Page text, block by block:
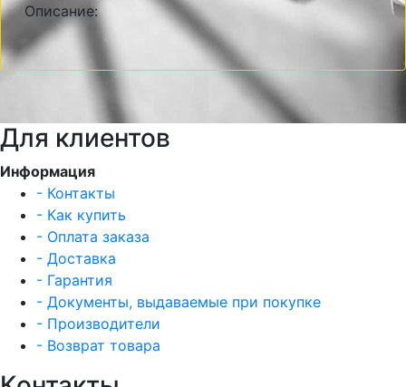
Описание:
Для клиентов
Информация
- Контакты
- Как купить
- Оплата заказа
- Доставка
- Гарантия
- Документы, выдаваемые при покупке
- Производители
- Возврат товара